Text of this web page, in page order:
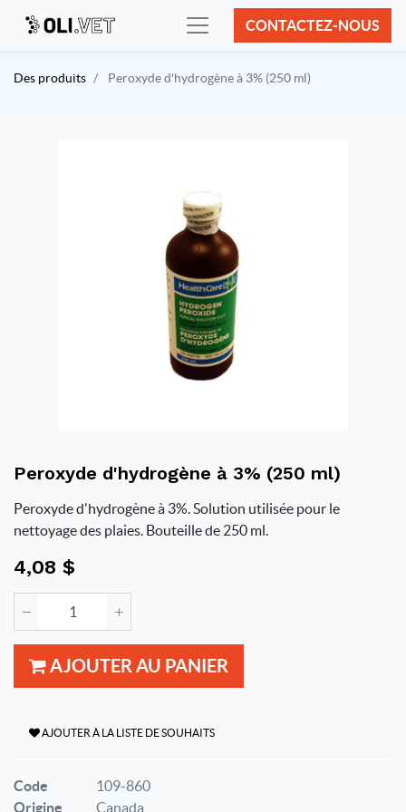
CONTACTEZ-NOUS
Des produits Peroxyde d'hydrogène à 3% (250 ml)
Peroxyde d'hydrogène à 3% (250 ml)
Peroxyde d'hydrogène à 3%. Solution utilisée pour le
nettoyage des plaies. Bouteille de 250 ml.
4,08 $
AJOUTER AU PANIER
AJOUTER À LA LISTE DE SOUHAITS
Code
109-860
Origine
Canada